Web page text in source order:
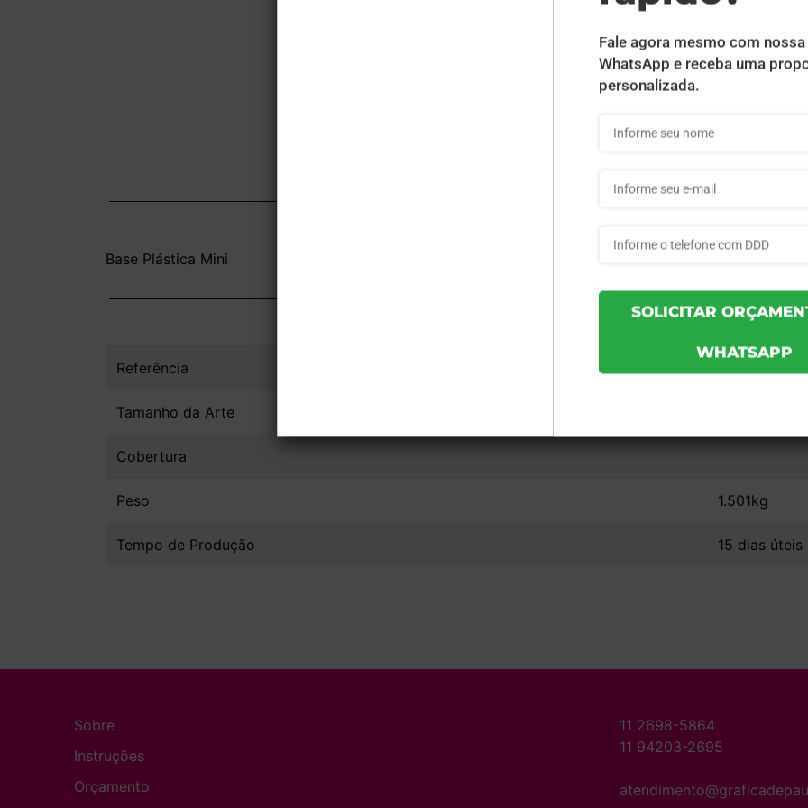
DESCRIÇÃO DO PRODUTO
Base Plástica Mini
INFORMAÇÕES DO PRODUTO
Referência
Tamanho da Arte
Cobertura
Peso 1.501kg
Tempo de Produção 15 dias úteis
Sobre
Instruções
Orçamento
11 2698-5864
11 94203-2695